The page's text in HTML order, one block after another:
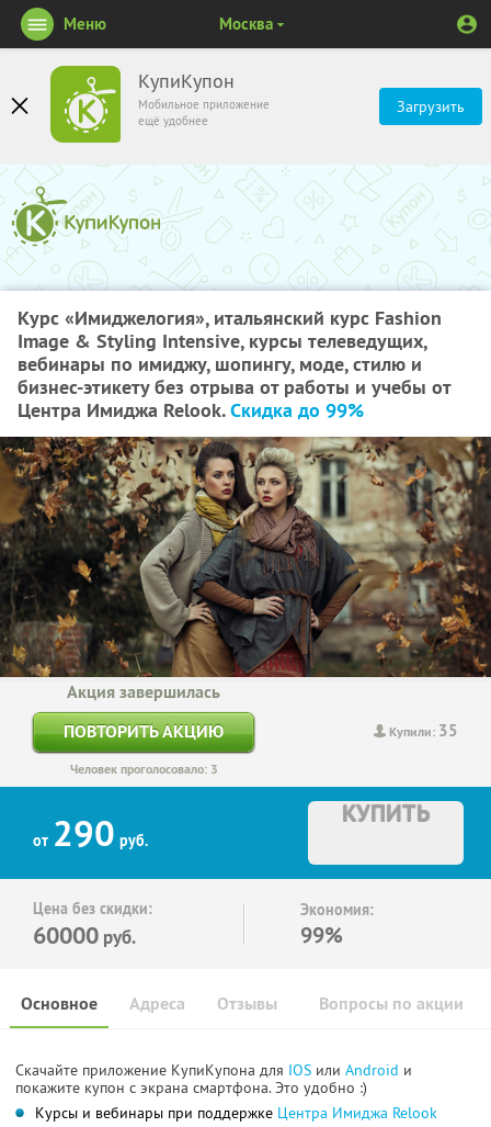
КупиКупон
Мобильное приложение
ещё удобнее
Загрузить
Меню Москва
Курс «Имиджелогия», итальянский курс Fashion
Image & Styling Intensive, курсы телеведущих,
вебинары по имиджу, шопингу, моде, стилю и
бизнес-этикету без отрыва от работы и учебы от
Центра Имиджа Relook.Скидка до 99%
Купили: 35
Акция завершилась
ПОВТОРИТЬ АКЦИЮ
Человек проголосовало: 3
от 290 руб.
КУПИТЬ
Цена без скидки:
60000 руб.
Экономия:
99%
Основное Отзывы Вопросы по акции
Адреса
Скачайте приложение КупиКупона для IOS или Android и
покажите купон с экрана смартфона. Это удобно :)
Курсы и вебинары при поддержке Центра Имиджа Relook